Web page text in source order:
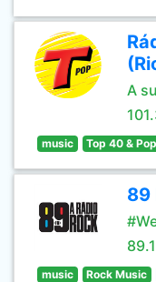
A
music Top 40 &
89
music Rock Music